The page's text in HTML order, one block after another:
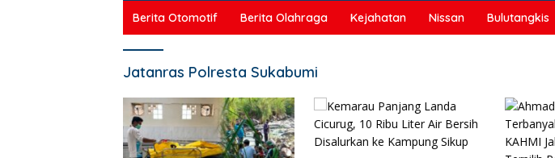
Berita Otomotif Berita Olahraga Kejahatan Nissan Bulutangkis
Jatanras Polresta Sukabumi